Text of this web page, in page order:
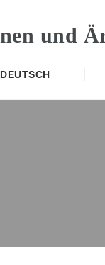
DEUTSCH